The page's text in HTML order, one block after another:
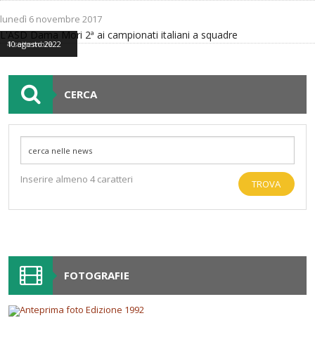
2 settembre
4 settembre
4 settembre
10 agosto 2022
lunedì 6 novembre 2017
L'ASD Dama Mori 2ª ai campionati italiani a squadre
CERCA
Inserire almeno 4 caratteri
FOTOGRAFIE